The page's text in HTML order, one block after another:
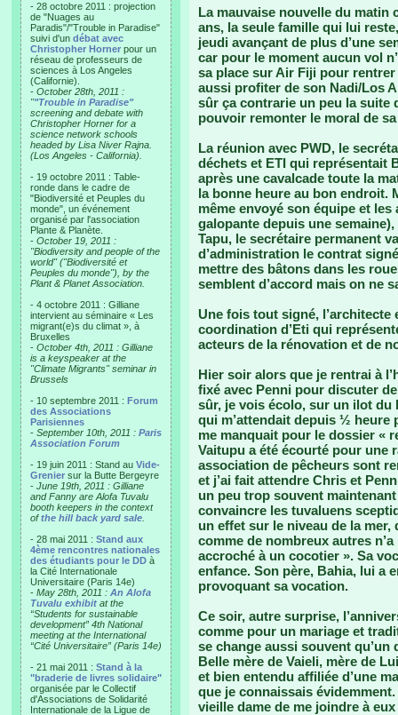
- 28 octobre 2011 : projection
de "Nuages au
Paradis"/"Trouble in Paradise"
suivi d'un débat avec
Christopher Horner pour un
réseau de professeurs de
sciences à Los Angeles
(Californie).
- October 28th, 2011 :
""Trouble in Paradise"
screening and debate with
Christopher Horner for a
science network schools
headed by Lisa Niver Rajna.
(Los Angeles - California).
- 19 octobre 2011 : Table-
ronde dans le cadre de
"Biodiversité et Peuples du
monde", un événement
organisé par l'association
Plante & Planète.
- October 19, 2011 :
"Biodiversity and people of the
world" ("Biodiversité et
Peuples du monde"), by the
Plant & Planet Association.
- 4 octobre 2011 : Gilliane
intervient au séminaire « Les
migrant(e)s du climat », à
Bruxelles
- October 4th, 2011 : Gilliane
is a keyspeaker at the
"Climate Migrants" seminar in
Brussels
- 10 septembre 2011 : Forum
des Associations
Parisiennes
- September 10th, 2011 : Paris
Association Forum
- 19 juin 2011 : Stand au Vide-
Grenier sur la Butte Bergeyre
- June 19th, 2011 : Gilliane
and Fanny are Alofa Tuvalu
booth keepers in the context
ofthe hill back yard sale
- 28 mai 2011 : Stand aux
4ème rencontres nationales
des étudiants pour le DD à
la Cité Internationale
Universitaire (Paris 14e)
- May 28th, 2011 : An Alofa
Tuvalu exhibit at the
“Students for sustainable
development” 4th National
meeting at the International
“Cité Universitaire” (Paris 14e)
- 21 mai 2011 : Stand à la
"braderie de livres solidaire"
organisée par le Collectif
d'Associations de Solidarité
Internationale de la Ligue de
La mauvaise nouvelle du matin
ans, la seule famille qui lui
jeudi avançant de plus d’une
car pour le moment aucun vol
sa place sur Air Fiji pour
aussi profiter de son Nadi/Los
sûr ça contrarie un peu la suite
pouvoir remonter le moral de
La réunion avec PWD, le
déchets et ETI qui représentait
après une cavalcade toute la
la bonne heure au bon endroit.
même envoyé son équipe et
galopante depuis une
Tapu, le secrétaire permanent
d’administration le contrat
mettre des bâtons dans les
semblent d’accord mais on ne
Une fois tout signé,
coordination d’Eti qui
acteurs de la rénovation et de
Hier soir alors que je rentrai à
fixé avec Penni pour discuter
sûr, je vois écolo, sur un ilot du
qui m’attendait depuis ½ heure
me manquait pour le dossier «
Vaitupu a été écourté pour une
association de pêcheurs sont
et j’ai fait attendre Chris et
un peu trop souvent
convaincre les tuvaluens
un effet sur le niveau de la
comme de nombreux autres
accroché à un cocotier ». Sa
enfance. Son père, Bahia, lui a
provoquant sa vocation.
Ce soir, autre surprise,
comme pour un mariage et
se change aussi souvent
Belle mère de Vaieli, mère de
et bien entendu affiliée d’une
que je connaissais
vieille dame de me joindre à